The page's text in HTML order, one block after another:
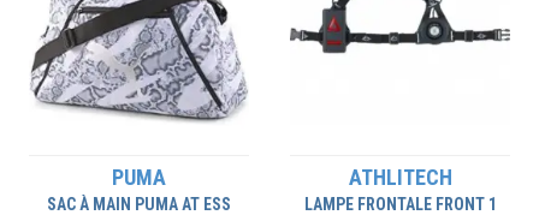
PUMA
SAC À MAIN PUMA AT ESS
ATHLITECH
LAMPE FRONTALE FRONT 1